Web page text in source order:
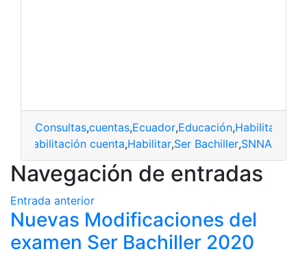
Consultas,cuentas,Ecuador,Educación,
habilitación cuenta,Habilitar,Ser Bachiller,SNNA
Navegación de entradas
Entrada anterior
Nuevas Modificaciones del
examen Ser Bachiller 2020